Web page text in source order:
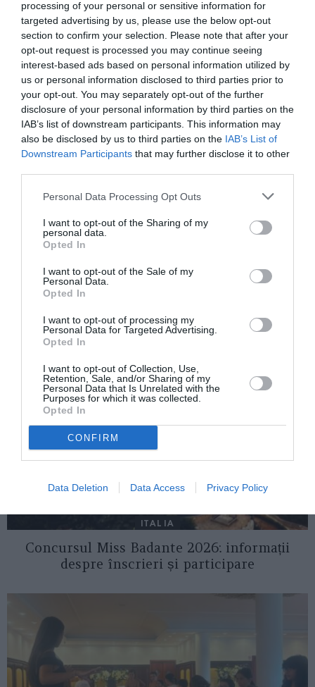
processing of your personal or sensitive information for
targeted advertising by us, please use the below opt-out
section to confirm your selection. Please note that after your
opt-out request is processed you may continue seeing
interest-based ads based on personal information utilized by
us or personal information disclosed to third parties prior to
your opt-out. You may separately opt-out of the further
disclosure of your personal information by third parties on the
IAB’s list of downstream participants. This information may
also be disclosed by us to third parties on the IAB’s List of
Downstream Participants that may further disclose it to other
Personal Data Processing Opt Outs
I want to opt-out of the Sharing of my
personal data.
Opted In
I want to opt-out of the Sale of my
Personal Data.
Opted In
I want to opt-out of processing my
Personal Data for Targeted Advertising.
Opted In
I want to opt-out of Collection, Use,
Retention, Sale, and/or Sharing of my
Personal Data that Is Unrelated with the
Purposes for which it was collected.
Opted In
CONFIRM
Data Deletion Data Access Privacy Policy
Spre comparaţie, datele din România stau mult mai
rău. Pentru vârsta de îmbolnăvire, primele date
disponibile sunt din 2007, şi de atunci a scăzut:
bărbaţi 60,6 (2007) – 57,7 (2012), femei 62,6 (2007)
– 57,8 (2012). În privinţa duratei medii a vieţii,
România este mult în urma Italiei:71,1 ani bărbaţi şi
78,2 femei, date din 2012.
Hilde, Magda şi Gherghina: Iată cum erau
Următorul articol
Torino, fluierături şi geamuri sparte:
„Vrem să votăm, e dreptul nostru!”
AȚI PUTEA DORI DE
ASEMENEA
ITALIA
Concursul Miss Badante 2026: informații
despre înscrieri și participare